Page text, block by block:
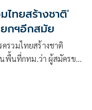
ทยสร้างชาติ'
นนายกฯอีกสมัย
รวมไทยสร้างชาติ
พื้นที่กทม.ว่า ผู้สมัครของ